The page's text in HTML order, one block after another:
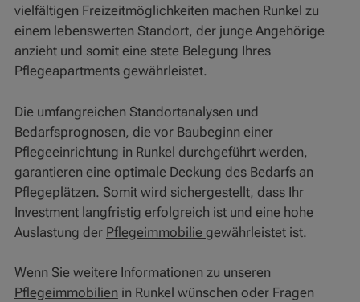
vielfältigen Freizeitmöglichkeiten machen Runkel zu
einem lebenswerten Standort, der junge Angehörige
anzieht und somit eine stete Belegung Ihres
Pflegeapartments gewährleistet.
Die umfangreichen Standortanalysen und
Bedarfsprognosen, die vor Baubeginn einer
Pflegeeinrichtung in Runkel durchgeführt werden,
garantieren eine optimale Deckung des Bedarfs an
Pflegeplätzen. Somit wird sichergestellt, dass Ihr
Investment langfristig erfolgreich ist und eine hohe
Auslastung der Pflegeimmobilie gewährleistet ist.
Wenn Sie weitere Informationen zu unseren
Pflegeimmobilien in Runkel wünschen oder Fragen